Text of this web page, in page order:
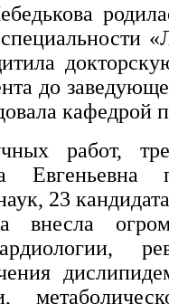
до
кафедрой
работ,
Евгеньевна
23
внесла